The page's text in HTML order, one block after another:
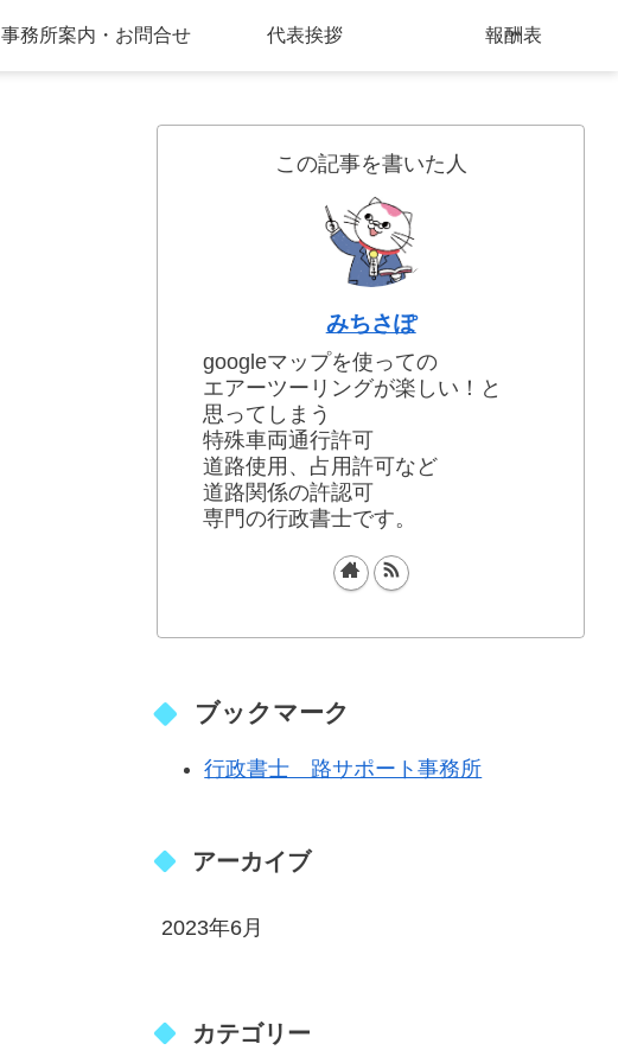
事務所案内・お問合せ 代表挨拶 報酬表
この記事を書いた人
みちさぽ
googleマップを使っての
エアーツーリングが楽しい！と
思ってしまう
特殊車両通行許可
道路使用、占用許可など
道路関係の許認可
専門の行政書士です。
ブックマーク
行政書士 路サポート事務所
アーカイブ
2023年6月
カテゴリー